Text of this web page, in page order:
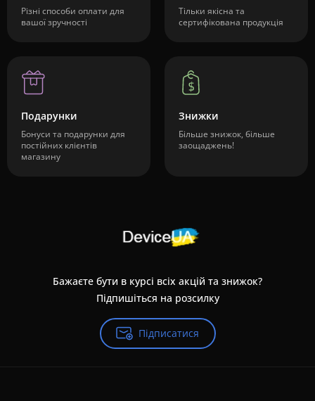
Різні способи оплати для
вашої зручності
Тільки якісна та
сертифікована продукція
Подарунки
Бонуси та подарунки для
постійних клієнтів
магазину
Знижки
Більше знижок, більше
заощаджень!
Бажаєте бути в курсі всіх акцій та знижок?
Підпишіться на розсилку
Підписатися